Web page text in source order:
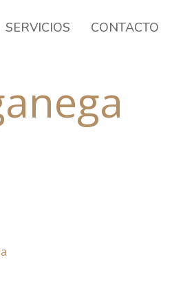
SERVICIOS CONTACTO